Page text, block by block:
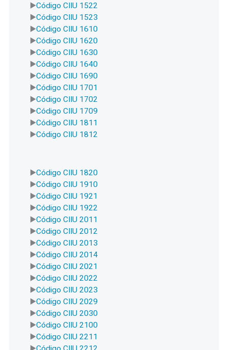
Código CIIU 1522
Código CIIU 1523
Código CIIU 1610
Código CIIU 1620
Código CIIU 1630
Código CIIU 1640
Código CIIU 1690
Código CIIU 1701
Código CIIU 1702
Código CIIU 1709
Código CIIU 1811
Código CIIU 1812
Código CIIU 1820
Código CIIU 1910
Código CIIU 1921
Código CIIU 1922
Código CIIU 2011
Código CIIU 2012
Código CIIU 2013
Código CIIU 2014
Código CIIU 2021
Código CIIU 2022
Código CIIU 2023
Código CIIU 2029
Código CIIU 2030
Código CIIU 2100
Código CIIU 2211